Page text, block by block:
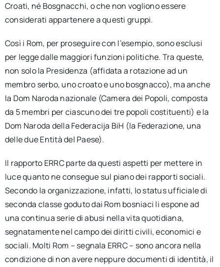
Croati, né Bosgnacchi, o che non vogliono essere
considerati appartenere a questi gruppi.
Così i Rom, per proseguire con l’esempio, sono esclusi
per legge dalle maggiori funzioni politiche. Tra queste,
non solo la Presidenza (affidata a rotazione ad un
membro serbo, uno croato e uno bosgnacco), ma anche
la Dom Naroda nazionale (Camera dei Popoli, composta
da 5 membri per ciascuno dei tre popoli costituenti) e la
Dom Naroda della Federacija BiH (la Federazione, una
delle due Entità del Paese).
Il rapporto ERRC parte da questi aspetti per mettere in
luce quanto ne consegue sul piano dei rapporti sociali.
Secondo la organizzazione, infatti, lo status ufficiale di
seconda classe goduto dai Rom bosniaci li espone ad
una continua serie di abusi nella vita quotidiana,
segnatamente nel campo dei diritti civili, economici e
sociali. Molti Rom – segnala ERRC – sono ancora nella
condizione di non avere neppure documenti di identità, il